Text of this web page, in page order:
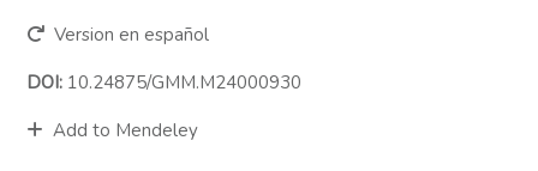
Version en español
DOI: 10.24875/GMM.M24000930
Add to Mendeley